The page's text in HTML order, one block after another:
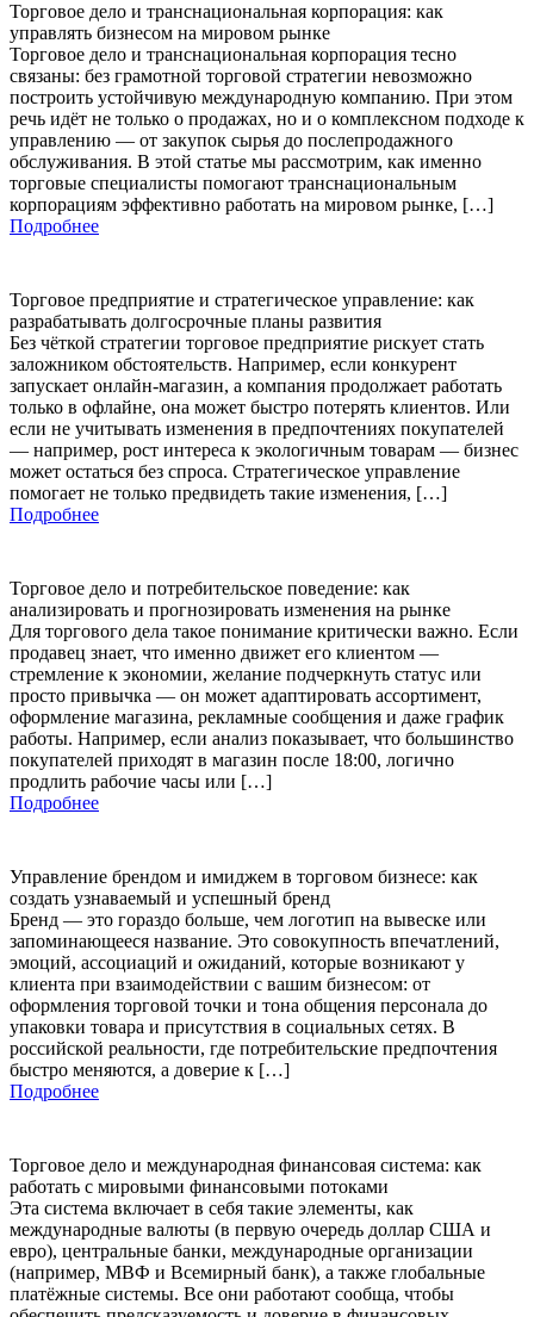
Торговое дело и транснациональная корпорация: как
управлять бизнесом на мировом рынке
Торговое дело и транснациональная корпорация тесно
связаны: без грамотной торговой стратегии невозможно
построить устойчивую международную компанию. При этом
речь идёт не только о продажах, но и о комплексном подходе к
управлению — от закупок сырья до послепродажного
обслуживания. В этой статье мы рассмотрим, как именно
торговые специалисты помогают транснациональным
корпорациям эффективно работать на мировом рынке, […]
Подробнее
Торговое предприятие и стратегическое управление: как
разрабатывать долгосрочные планы развития
Без чёткой стратегии торговое предприятие рискует стать
заложником обстоятельств. Например, если конкурент
запускает онлайн-магазин, а компания продолжает работать
только в офлайне, она может быстро потерять клиентов. Или
если не учитывать изменения в предпочтениях покупателей
— например, рост интереса к экологичным товарам — бизнес
может остаться без спроса. Стратегическое управление
помогает не только предвидеть такие изменения, […]
Подробнее
Торговое дело и потребительское поведение: как
анализировать и прогнозировать изменения на рынке
Для торгового дела такое понимание критически важно. Если
продавец знает, что именно движет его клиентом —
стремление к экономии, желание подчеркнуть статус или
просто привычка — он может адаптировать ассортимент,
оформление магазина, рекламные сообщения и даже график
работы. Например, если анализ показывает, что большинство
покупателей приходят в магазин после 18:00, логично
продлить рабочие часы или […]
Подробнее
Управление брендом и имиджем в торговом бизнесе: как
создать узнаваемый и успешный бренд
Бренд — это гораздо больше, чем логотип на вывеске или
запоминающееся название. Это совокупность впечатлений,
эмоций, ассоциаций и ожиданий, которые возникают у
клиента при взаимодействии с вашим бизнесом: от
оформления торговой точки и тона общения персонала до
упаковки товара и присутствия в социальных сетях. В
российской реальности, где потребительские предпочтения
быстро меняются, а доверие к […]
Подробнее
Торговое дело и международная финансовая система: как
работать с мировыми финансовыми потоками
Эта система включает в себя такие элементы, как
международные валюты (в первую очередь доллар США и
евро), центральные банки, международные организации
(например, МВФ и Всемирный банк), а также глобальные
платёжные системы. Все они работают сообща, чтобы